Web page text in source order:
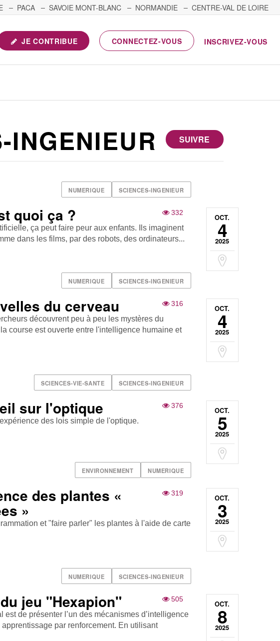
PACA SAVOIE MONT-BLANC NORMANDIE
CENTRE-VAL DE LOIRE
JE CONTRIBUE CONNECTEZ-VOUS INSCRIVEZ-VOUS
SUIVRE
INGENIEUR
NUMERIQUE SCIENCES-INGENIEUR
OCT.
4
2025
332
quoi ça ?
ça peut faire peur aux enfants. Ils imaginent
dans les films, par des robots, des ordinateurs...
NUMERIQUE SCIENCES-INGENIEUR
OCT.
4
2025
316
du cerveau
découvrent peu à peu les mystères du
course est ouverte entre l'intelligence humaine et
SCIENCES-VIE-SANTE SCIENCES-INGENIEUR
OCT.
5
2025
376
sur l'optique
des lois simple de l'optique.
ENVIRONNEMENT NUMERIQUE
OCT.
3
2025
319
des plantes «
»
et "faire parler" les plantes à l'aide de carte
NUMERIQUE SCIENCES-INGENIEUR
OCT.
8
2025
505
jeu "Hexapion"
est de présenter l’un des mécanismes d’intelligence
par renforcement. En utilisant